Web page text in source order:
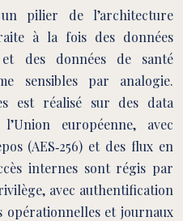
pilier de l’architecture
à la fois des données
et des données de santé
sensibles par analogie.
est réalisé sur des data
européenne, avec
(AES‑256) et des flux en
internes sont régis par
avec authentification
opérationnelles et journaux